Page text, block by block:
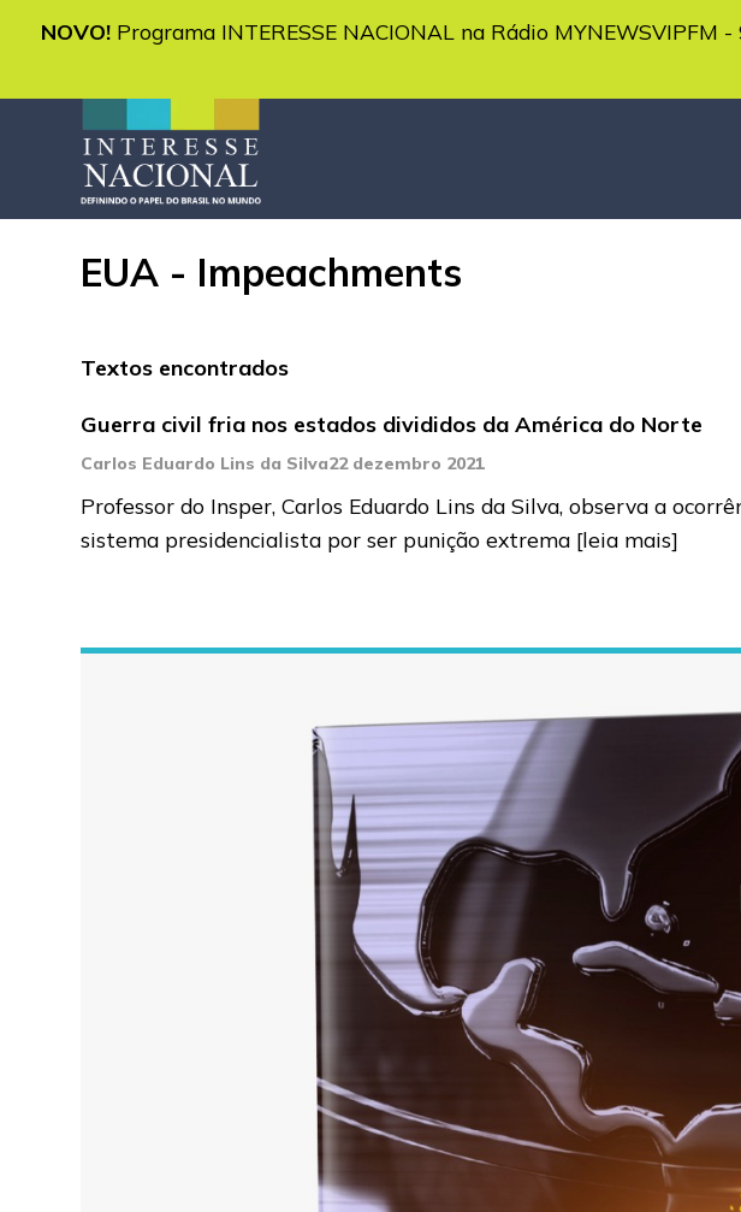
NOVO! Programa INTERESSE NACIONAL na Rádio MYNEWSVIPFM
EUA - Impeachments
Textos encontrados
Guerra civil fria nos estados divididos da América do Norte
Carlos Eduardo Lins da Silva22 dezembro 2021
Professor do Insper, Carlos Eduardo Lins da Silva, observa a
sistema presidencialista por ser punição extrema [leia mais]